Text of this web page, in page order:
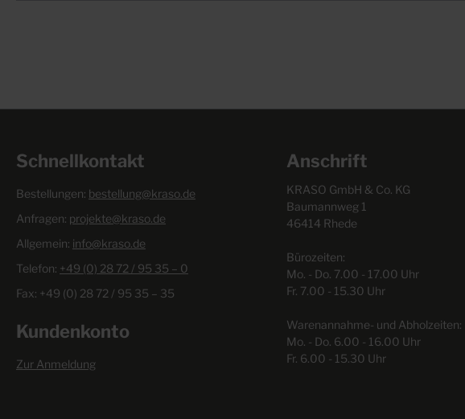
Schnellkontakt
Bestellungen: bestellung@kraso.de
Anfragen: projekte@kraso.de
Allgemein: info@kraso.de
Telefon: +49 (0) 28 72 / 95 35 – 0
Fax: +49 (0) 28 72 / 95 35 – 35
Kundenkonto
Zur Anmeldung
Anschrift
KRASO GmbH & Co. KG
Baumannweg 1
46414 Rhede
Bürozeiten:
Mo. - Do. 7.00 - 17.00 Uhr
Fr. 7.00 - 15.30 Uhr
Warenannahme- und Abholzeiten:
Mo. - Do. 6.00 - 16.00 Uhr
Fr. 6.00 - 15.30 Uhr